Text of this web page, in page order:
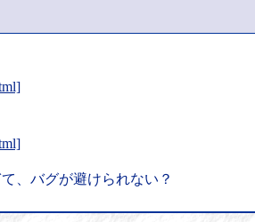
、バグが避けられない？